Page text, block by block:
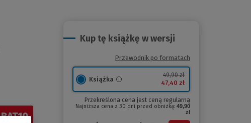
Kup tę książkę w wersji
Przewodnik po formatach
Książka
49,90 zł
47,40 zł
Przekreślona cena jest ceną regularną
Najniższa cena z 30 dni przed obniżką: 49,90
zł